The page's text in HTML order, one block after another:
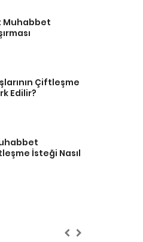
Muhabbet
Çiftleşme
Edilir?
İsteği Nasıl